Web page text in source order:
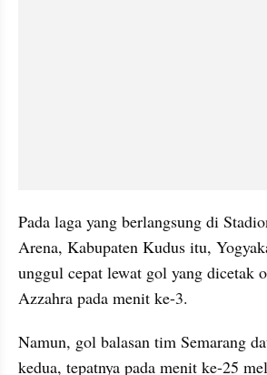
Pada laga yang berlangsung di
Arena, Kabupaten Kudus itu,
unggul cepat lewat gol yang dicetak
Azzahra pada menit ke-3.
Namun, gol balasan tim Semarang
kedua, tepatnya pada menit ke-25